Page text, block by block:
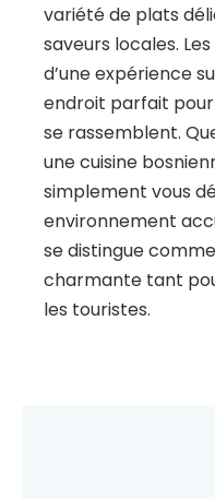
variété de plats
saveurs locales.
d’une expérience
endroit parfait pour
se rassemblent.
une cuisine
simplement vous
environnement
se distingue
charmante tant
les touristes.